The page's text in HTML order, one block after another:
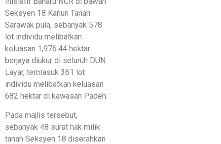
Seksyen 18 Kanun Tanah
Sarawak pula, sebanyak 578
lot individu melibatkan
keluasan 1,976.44 hektar
berjaya diukur di seluruh DUN
Layar, termasuk 361 lot
individu melibatkan keluasan
682 hektar di kawasan Padeh.
Pada majlis tersebut,
sebanyak 48 surat hak milik
tanah Seksyen 18 diserahkan